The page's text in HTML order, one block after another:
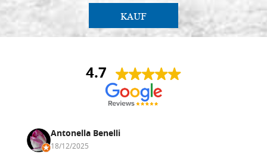
KAUF
4.7
Antonella Benelli
18/12/2025